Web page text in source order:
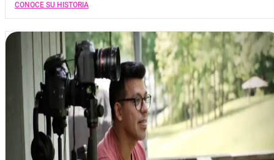
CONOCE SU HISTORIA